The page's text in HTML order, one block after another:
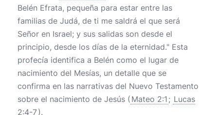
Belén Efrata, pequeña para estar entre las
familias de Judá, de ti me saldrá el que será
Señor en Israel; y sus salidas son desde el
principio, desde los días de la eternidad." Esta
profecía identifica a Belén como el lugar de
nacimiento del Mesías, un detalle que se
confirma en las narrativas del Nuevo Testamento
sobre el nacimiento de Jesús ( Mateo 2:1 ; Lucas
2:4-7).